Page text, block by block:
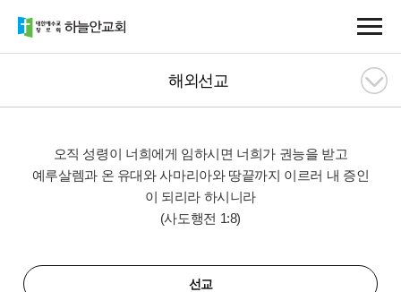
해외선교
오직 성령이 너희에게 임하시면 너희가 권능을 받고
예루살렘과 온 유대와 사마리아와 땅끝까지 이르러 내 증인
이 되리라 하시니라
(사도행전 1:8)
선교